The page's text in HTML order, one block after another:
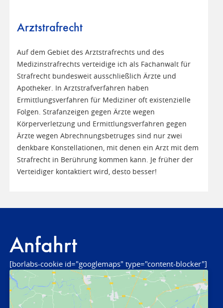
Arztstrafrecht
Auf dem Gebiet des Arztstrafrechts und des
Medizinstrafrechts verteidige ich als Fachanwalt für
Strafrecht bundesweit ausschließlich Ärzte und
Apotheker. In Arztstrafverfahren haben
Ermittlungsverfahren für Mediziner oft existenzielle
Folgen. Strafanzeigen gegen Ärzte wegen
Körperverletzung und Ermittlungsverfahren gegen
Ärzte wegen Abrechnungsbetruges sind nur zwei
denkbare Konstellationen, mit denen ein Arzt mit dem
Strafrecht in Berührung kommen kann. Je früher der
Verteidiger kontaktiert wird, desto besser!
Anfahrt
[borlabs-cookie id="googlemaps" type="content-blocker"]